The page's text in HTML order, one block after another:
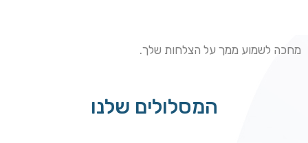
מחכה לשמוע ממך על הצלחות שלך.
המסלולים שלנו